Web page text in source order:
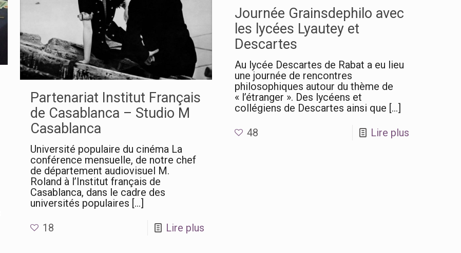
Journée Grainsdephilo avec
les lycées Lyautey et
Descartes
Au lycée Descartes de Rabat a eu lieu
une journée de rencontres
philosophiques autour du thème de
« l’étranger ». Des lycéens et
collégiens de Descartes ainsi que […]
48
Lire plus
Partenariat Institut Français
de Casablanca – Studio M
Casablanca
Université populaire du cinéma La
conférence mensuelle, de notre chef
de département audiovisuel M.
Roland à l’Institut français de
Casablanca, dans le cadre des
universités populaires […]
18
Lire plus